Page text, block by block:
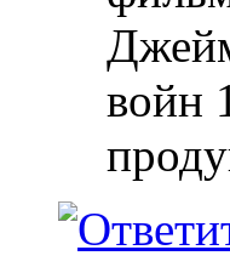
войн